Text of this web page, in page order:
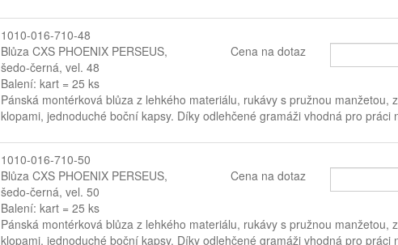
1010-016-710-48
Blůza CXS PHOENIX PERSEUS,
šedo-černá, vel. 48
Balení: kart = 25 ks
Cena na dotaz
Pánská montérková blůza z lehkého materiálu, rukávy s pružnou manžetou,
klopami, jednoduché boční kapsy. Díky odlehčené gramáži vhodná pro práci
1010-016-710-50
Blůza CXS PHOENIX PERSEUS,
šedo-černá, vel. 50
Balení: kart = 25 ks
Cena na dotaz
Pánská montérková blůza z lehkého materiálu, rukávy s pružnou manžetou,
klopami, jednoduché boční kapsy. Díky odlehčené gramáži vhodná pro práci